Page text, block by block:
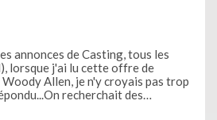
annonces de Casting, tous les
lorsque j'ai lu cette offre de
Allen, je n'y croyais pas trop
recherchait des